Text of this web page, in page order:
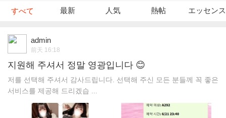
すべて 最新 人気 熱帖 エッセンス
admin
前天 16:18
지원해 주셔서 정말 영광입니다 😊
저를 선택해 주셔서 감사드립니다. 선택해 주신 모든 분들께 꼭 좋은
서비스를 제공해 드리겠습 ...